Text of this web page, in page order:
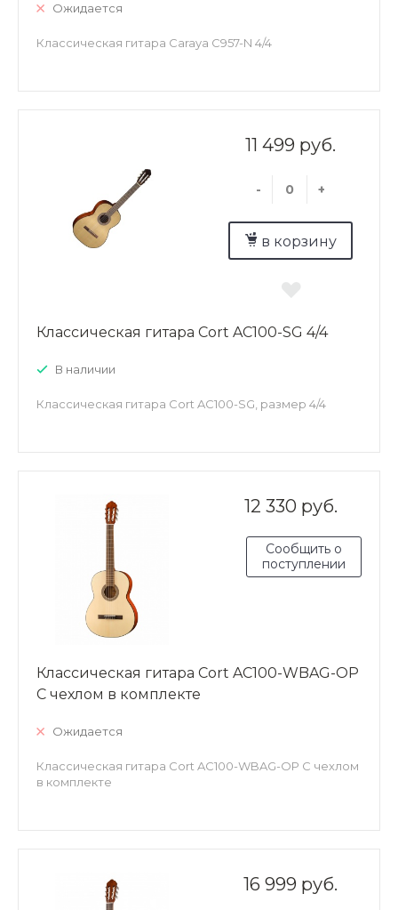
Ожидается
Классическая гитара Caraya C957-N 4/4
11 499 руб.
- +
в корзину
Классическая гитара Cort AC100-SG 4/4
В наличии
Классическая гитара Cort AC100-SG, размер 4/4
12 330 руб.
Сообщить о
поступлении
Классическая гитара Cort AC100-WBAG-OP
С чехлом в комплекте
Ожидается
Классическая гитара Cort AC100-WBAG-OP С чехлом
в комплекте
16 999 руб.